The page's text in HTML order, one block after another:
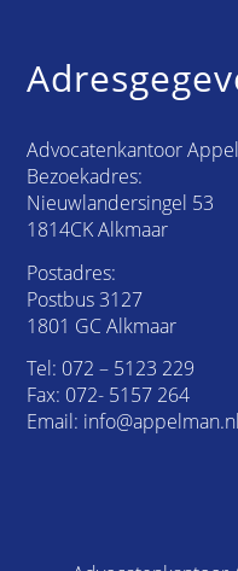
Advocatenkantoor
Bezoekadres:
Nieuwlandersingel 53
1814CK Alkmaar
Postadres:
Postbus 3127
1801 GC Alkmaar
Tel: 072 – 5123 229
Fax: 072- 5157 264
Email: info@appelman.nl